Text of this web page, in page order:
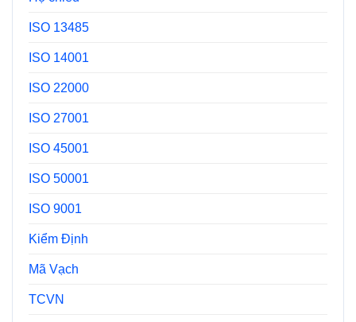
ISO 13485
ISO 14001
ISO 22000
ISO 27001
ISO 45001
ISO 50001
ISO 9001
Kiểm Định
Mã Vạch
TCVN